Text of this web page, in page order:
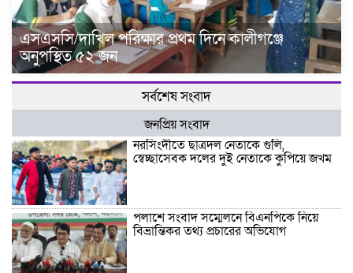
এসএসসি/দাখিল পরিক্ষার প্রথম দিনে কালীগঞ্জে
অনুপস্থিত ৫২ জন
সর্বশেষ সংবাদ
জনপ্রিয় সংবাদ
নরসিংদীতে ছাত্রদল নেতাকে গুলি,
স্বেচ্ছাসেবক দলের দুই নেতাকে কুপিয়ে জখম
পলাশে সংবাদ সম্মেলনে বিএনপিকে নিয়ে
বিভ্রান্তিকর তথ্য প্রচারের অভিযোগ